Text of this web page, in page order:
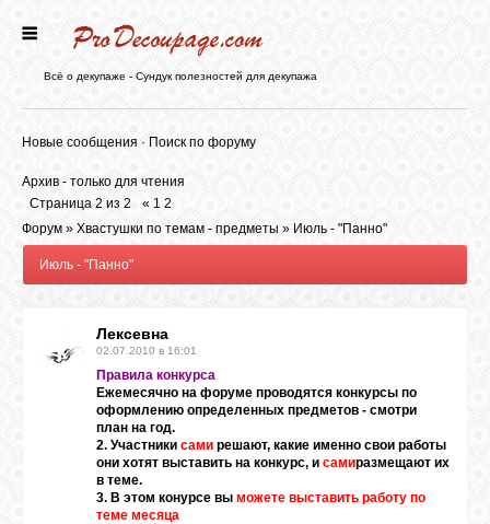
БЛОГ
ФОРУМ
Всё о декупаже - Сундук полезностей для декупажа
Новые сообщения · Поиск по форуму
Архив - только для чтения
Страница 2 из 2 « 1 2
Форум » Хвастушки по темам - предметы » Июль - "Панно"
Июль - "Панно"
Лексевна
02.07.2010 в 16:01
Правила конкурса
Ежемесячно на форуме проводятся конкурсы по
оформлению определенных предметов - смотри
план на год.
2. Участники сами решают, какие именно свои работы
они хотят выставить на конкурс, и самиразмещают их
в теме.
3. В этом конурсе вы можете выставить работу по
теме месяца